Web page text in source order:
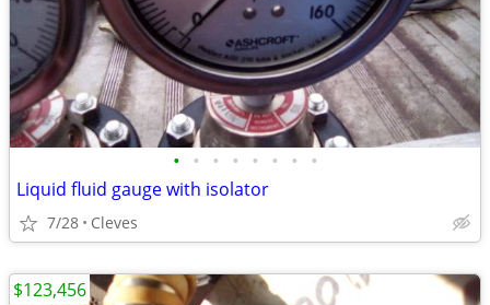
• • • • • • • •
Liquid fluid gauge with isolator
7/28 Cleves
$123,456